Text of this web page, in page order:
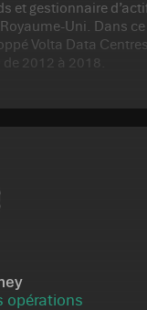
et gestionnaire
Uni. Dans ce
Volta Data
2012 à 2018.
opérations